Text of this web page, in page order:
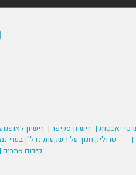
יאכטות | רישיון סקיפר | רישיון
שרוליק חנוך על השקעות נדל"ן בערי
קידום אתרים |